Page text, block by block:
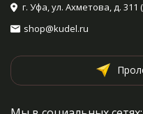
г. Уфа, ул. Ахметова, д.
shop@kudel.ru